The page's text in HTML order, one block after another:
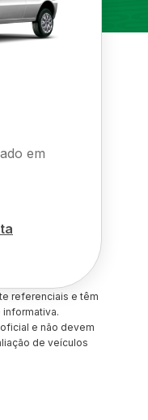
em
referenciais e têm
e não devem
de veículos